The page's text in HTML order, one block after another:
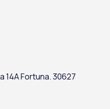
14A Fortuna.30627